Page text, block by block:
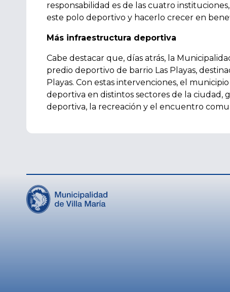
responsabilidad es de las cuatro
este polo deportivo y hacerlo crecer en
Más infraestructura deportiva
Cabe destacar que, días atrás, la
predio deportivo de barrio Las Playas,
Playas. Con estas intervenciones, el
deportiva en distintos sectores de la ciudad,
deportiva, la recreación y el encuentro